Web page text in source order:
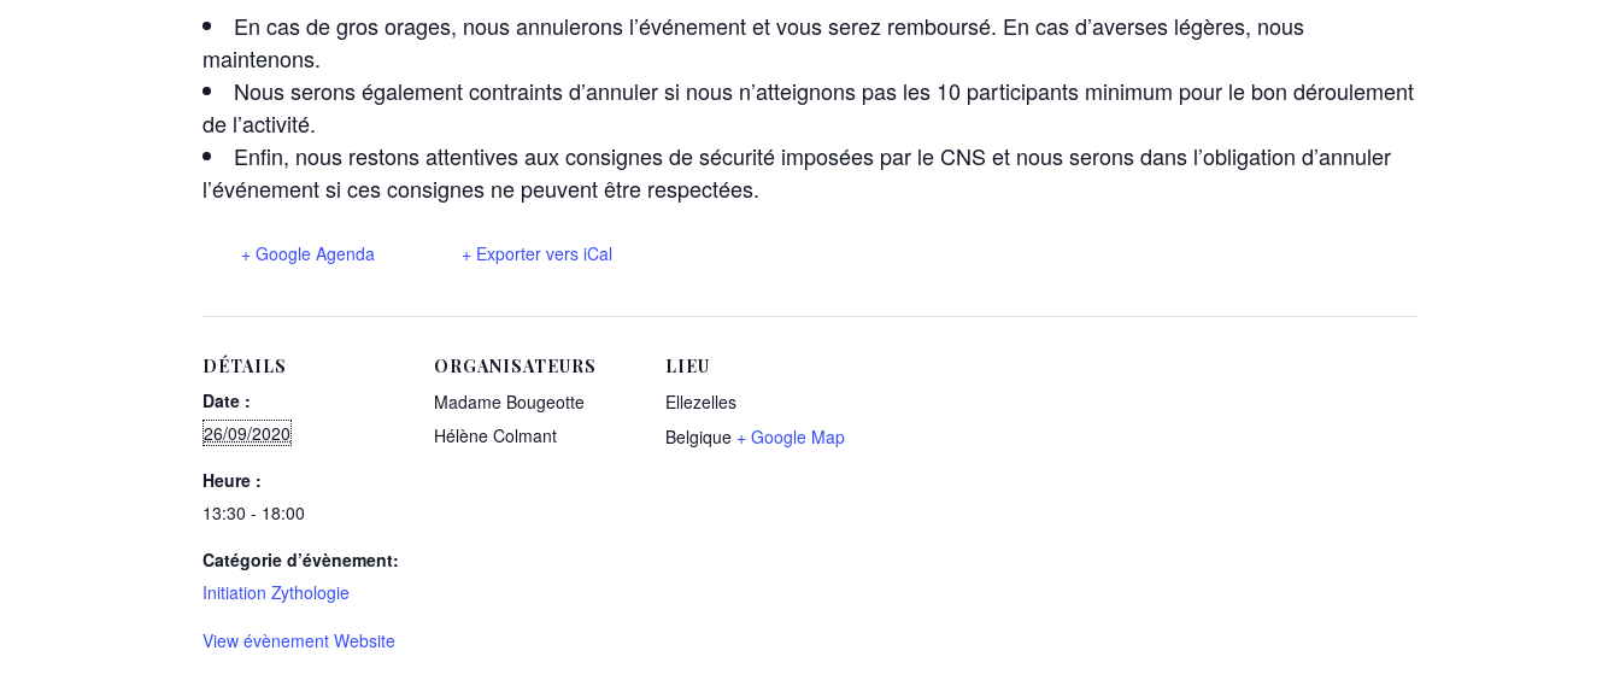
En cas de gros orages, nous annulerons l’événement et vous serez remboursé. En cas d’averses légères, nous
maintenons.
Nous serons également contraints d’annuler si nous n’atteignons pas les 10 participants minimum pour le bon déroulement
de l’activité.
Enfin, nous restons attentives aux consignes de sécurité imposées par le CNS et nous serons dans l’obligation d’annuler
l’événement si ces consignes ne peuvent être respectées.
+ Google Agenda + Exporter vers iCal
DÉTAILS
Date :
26/09/2020
Heure :
13:30 - 18:00
Catégorie d’évènement:
Initiation Zythologie
View évènement Website
ORGANISATEURS
Madame Bougeotte
Hélène Colmant
LIEU
Ellezelles
Belgique + Google Map